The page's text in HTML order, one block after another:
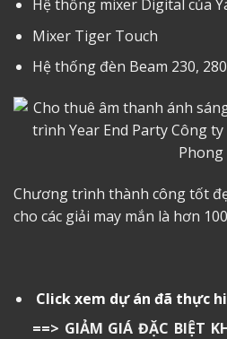
Hệ thống mixer Digital của
Mixer Tiger Touch
Hệ thống đèn Beam 230, 280
Chương trình thành công tốt
cho các giải may mắn là hơn
Click xem dự án đã thực
==> GIẢM GIÁ ĐẶC BIỆT